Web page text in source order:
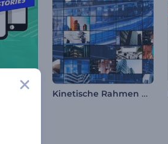
Kinetische Rahmen Opener